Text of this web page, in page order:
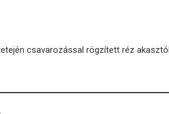
csavarozással rögzített réz